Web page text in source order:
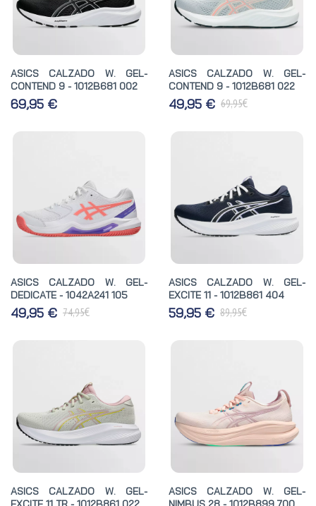
ASICS CALZADO W. GEL-
CONTEND 9 - 1012B681 002
69,95 €
ASICS CALZADO W. GEL-
CONTEND 9 - 1012B681 022
49,95 € 69,95€
ASICS CALZADO W. GEL-
DEDICATE - 1042A241 105
49,95 € 74,95€
ASICS CALZADO W. GEL-
EXCITE 11 - 1012B861 404
59,95 € 89,95€
ASICS CALZADO W. GEL-
ASICS CALZADO W. GEL-